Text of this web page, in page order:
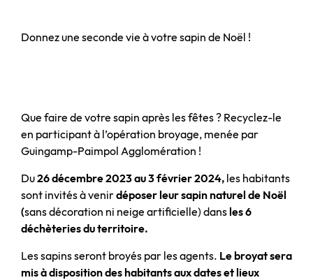
Donnez une seconde vie à votre sapin de Noël !
Que faire de votre sapin après les fêtes ? Recyclez-le
en participant à l’opération broyage, menée par
Guingamp-Paimpol Agglomération !
Du26 décembre 2023 au 3 février 2024, les habitants
sont invités à venirdéposer leur sapin naturel de Noël
(sans décoration ni neige artificielle) dans les 6
déchèteries du territoire.
Les sapins seront broyés par les agents. Le broyat sera
mis à disposition des habitants aux dates et lieux